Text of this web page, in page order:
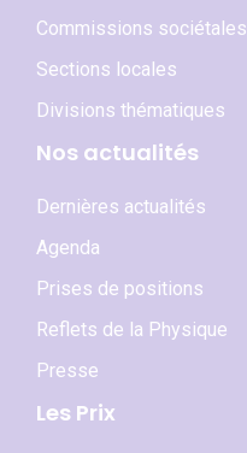
Commissions sociétales
Sections locales
Divisions thématiques
Nos actualités
Dernières actualités
Agenda
Prises de positions
Reflets de la Physique
Presse
Les Prix